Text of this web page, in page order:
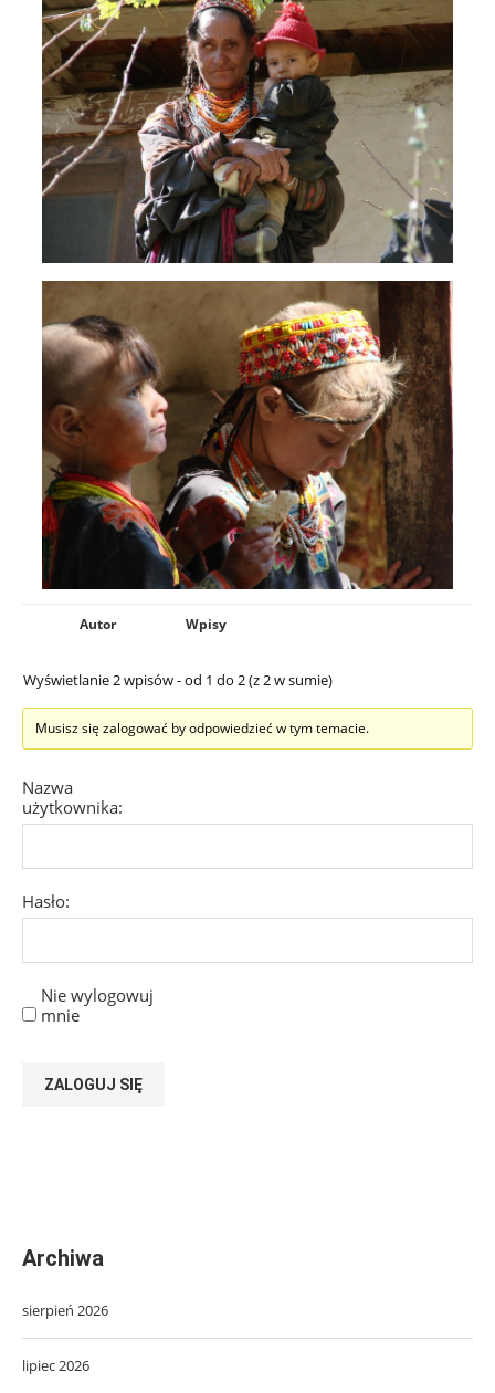
Autor Wpisy
Wyświetlanie 2 wpisów - od 1 do 2 (z 2 w sumie)
Musisz się zalogować by odpowiedzieć w tym temacie.
Nazwa
użytkownika:
Hasło:
Nie wylogowuj
mnie
ZALOGUJ SIĘ
Archiwa
sierpień 2026
lipiec 2026